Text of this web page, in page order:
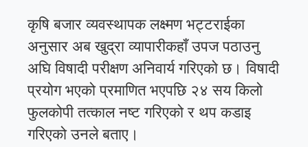
कृषि बजार व्यवस्थापक लक्ष्मण भट्टराईका
अनुसार अब खुद्रा व्यापारीकहाँ उपज पठाउनु
अघि विषादी परीक्षण अनिवार्य गरिएको छ। विषादी
प्रयोग भएको प्रमाणित भएपछि २४ सय किलो
फुलकोपी तत्काल नष्ट गरिएको र थप कडाइ
गरिएको उनले बताए।